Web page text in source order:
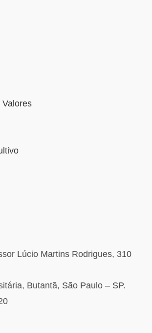
Valores
Lúcio Martins Rodrigues, 310
Butantã, São Paulo – SP.